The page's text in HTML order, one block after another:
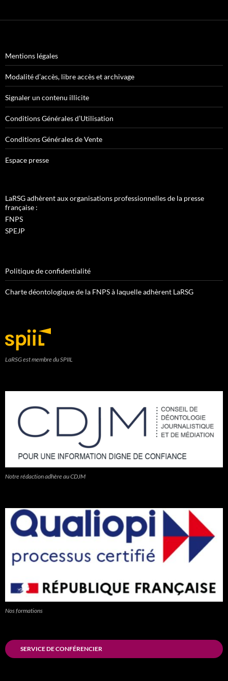
Mentions légales
Modalité d’accès, libre accès et archivage
Signaler un contenu illicite
Conditions Générales d’Utilisation
Conditions Générales de Vente
Espace presse
LaRSG adhèrent aux organisations professionnelles de la presse
française :
FNPS
SPEJP
Politique de confidentialité
Charte déontologique de la FNPS à laquelle adhèrent LaRSG
LaRSG est membre du SPIIL
Notre rédaction adhère au CDJM
Nos formations
SERVICE DE CONFÉRENCIER